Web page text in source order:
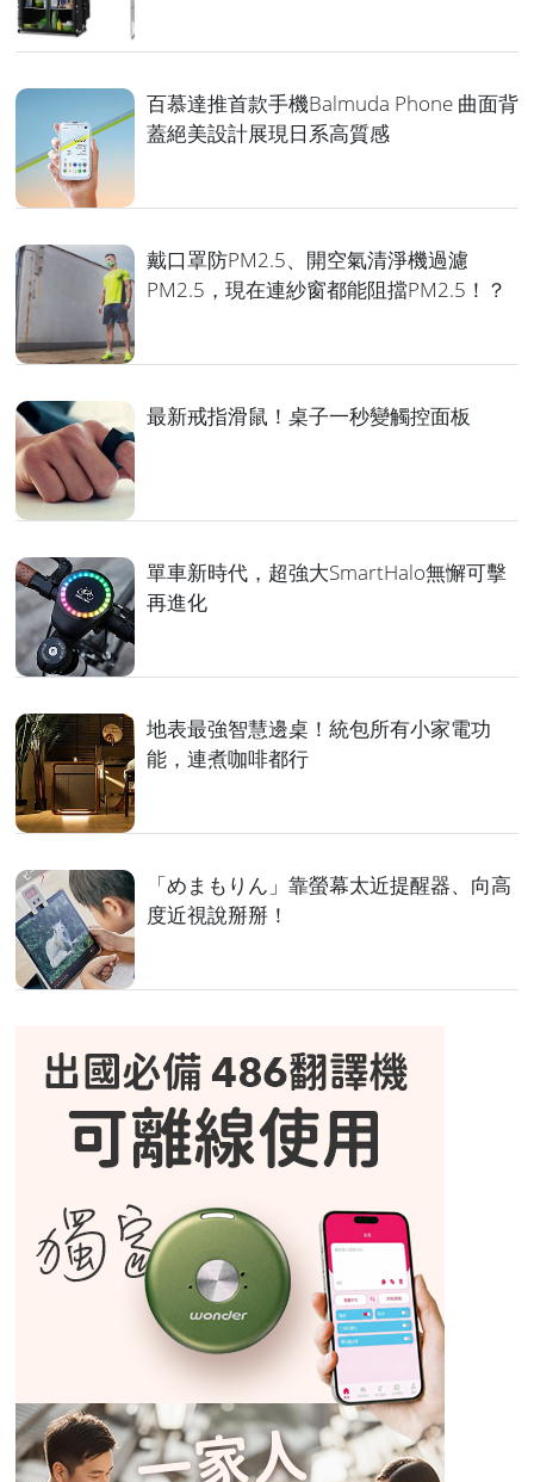
百慕達推首款手機Balmuda Phone 曲面背
蓋絕美設計展現日系高質感
戴口罩防PM2.5、開空氣清淨機過濾
PM2.5，現在連紗窗都能阻擋PM2.5！？
最新戒指滑鼠！桌子一秒變觸控面板
單車新時代，超強大SmartHalo無懈可擊
再進化
地表最強智慧邊桌！統包所有小家電功
能，連煮咖啡都行
「めまもりん」靠螢幕太近提醒器、向高
度近視說掰掰！